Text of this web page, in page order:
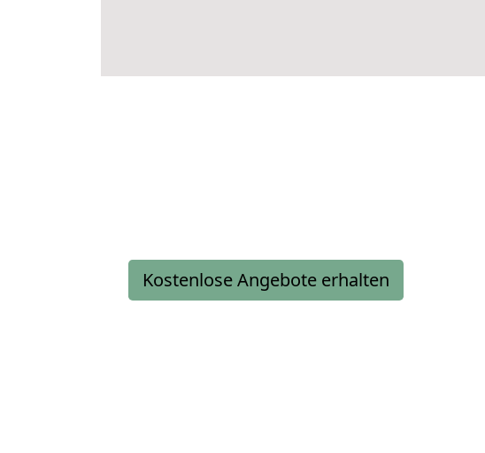
Kostenlose Angebote erhalten